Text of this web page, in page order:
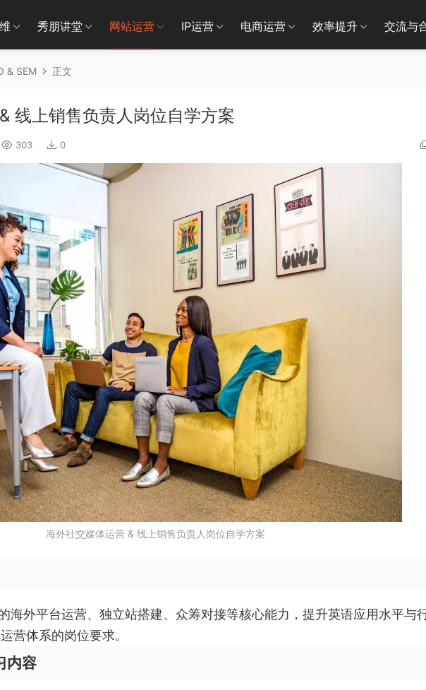
秀朋讲堂 网站运营 IP运营 电商运营 效率提升 交流与
& SEM 正文
线上销售负责人岗位自学方案
303 0
海外社交媒体运营 & 线上销售负责人岗位自学方案
海外平台运营、独立站搭建、众筹对接等核心能力，提升英语应用水平与
营体系的岗位要求。
内容